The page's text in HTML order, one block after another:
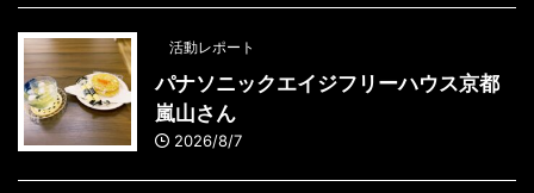
活動レポート
パナソニックエイジフリーハウス京都
嵐山さん
2026/8/7